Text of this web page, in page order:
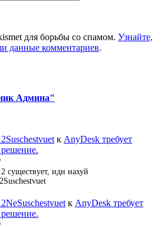
для борьбы со спамом. Узнайте,
данные комментариев.
Админа"
к AnyDesk требует
существует, иди нахуй
к AnyDesk требует